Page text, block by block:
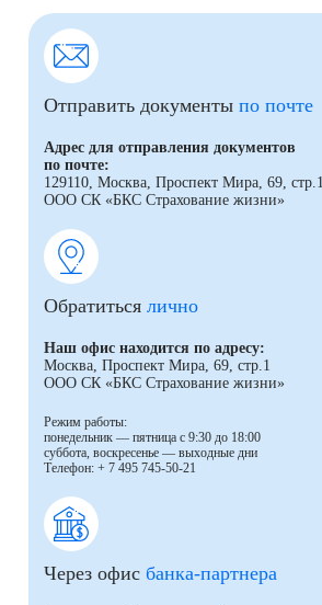
Отправить документы по почте
Адрес для отправления документов
по почте:
129110, Москва, Проспект Мира, 69, стр.1
ООО СК «БКС Страхование жизни»
Обратиться лично
Наш офис находится по адресу:
Москва, Проспект Мира, 69, стр.1
ООО СК «БКС Страхование жизни»
Режим работы:
понедельник — пятница с 9:30 до 18:00
суббота, воскресенье — выходные дни
Телефон: + 7 495 745-50-21
Через офис банка-партнера